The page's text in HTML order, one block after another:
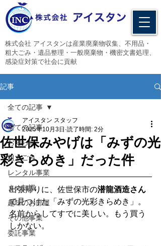
​株式会社 アイスタンは産業廃棄物収集、不用品・
粗大ごみ・遺品整理・一般廃棄物・機密文書処理、
感染症対策で社会に貢献
記事
全ての記事
お知らせ
粗大ごみ
レンタル事業
まめ知識
趣味のお部屋
その他事業
委託事業
全ての記事
佐世保みやげは「みずの光
彩きらめき」だった件
アイスタン スタッフ
2025年10月3日 読了時間: 2分
出張帰りに、佐世保市の潜龍酒造さん
で見つけた「みずの光彩きらめき」。
名前からしてすでに美しい。もう買う
しかない。